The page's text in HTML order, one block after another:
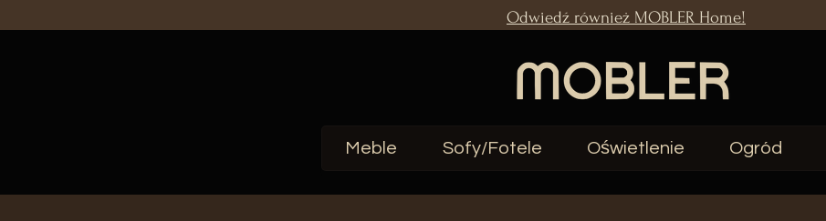
Odwiedź również MOBLER Home!
Meble Sofy/Fotele Oświetlenie Ogród